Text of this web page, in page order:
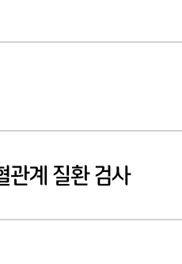
관계 질환 검사